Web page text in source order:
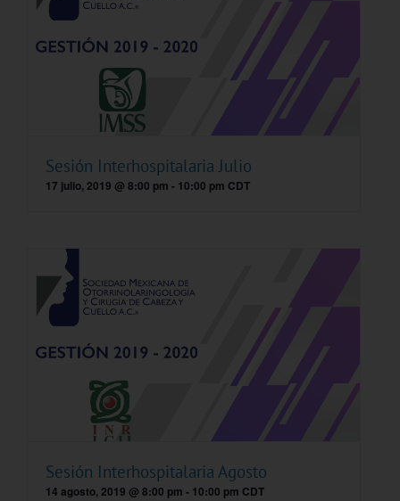
Sesión Interhospitalaria Julio
17 julio, 2019 @ 8:00 pm - 10:00 pm CDT
Sesión Interhospitalaria Agosto
14 agosto, 2019 @ 8:00 pm - 10:00 pm CDT